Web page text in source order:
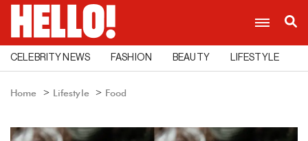
CELEBRITY NEWS FASHION BEAUTY LIFESTYLE
Home Lifestyle Food